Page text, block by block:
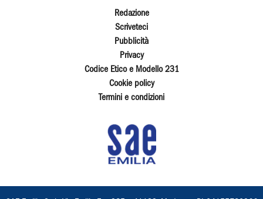
Redazione
Scriveteci
Pubblicità
Privacy
Codice Etico e Modello 231
Cookie policy
Termini e condizioni